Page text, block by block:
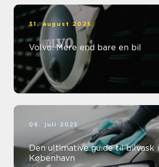
31. august 2025
Volvo: Mere end bare en bil
06. juli 2025
Den ultimative guide til bilvask i
København